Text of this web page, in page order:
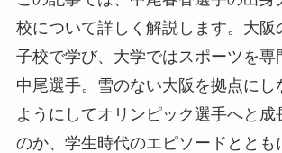
校について詳しく解説します。大阪
子校で学び、大学ではスポーツを専
中尾選手。雪のない大阪を拠点にし
ようにしてオリンピック選手へと成
のか、学生時代のエピソードととも